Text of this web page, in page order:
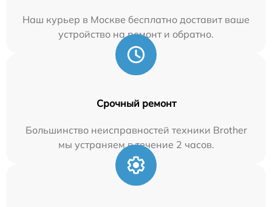
Наш курьер в Москве бесплатно доставит ваше
устройство на ремонт и обратно.
Срочный ремонт
Большинство неисправностей техники Brother
мы устраняем в течение 2 часов.